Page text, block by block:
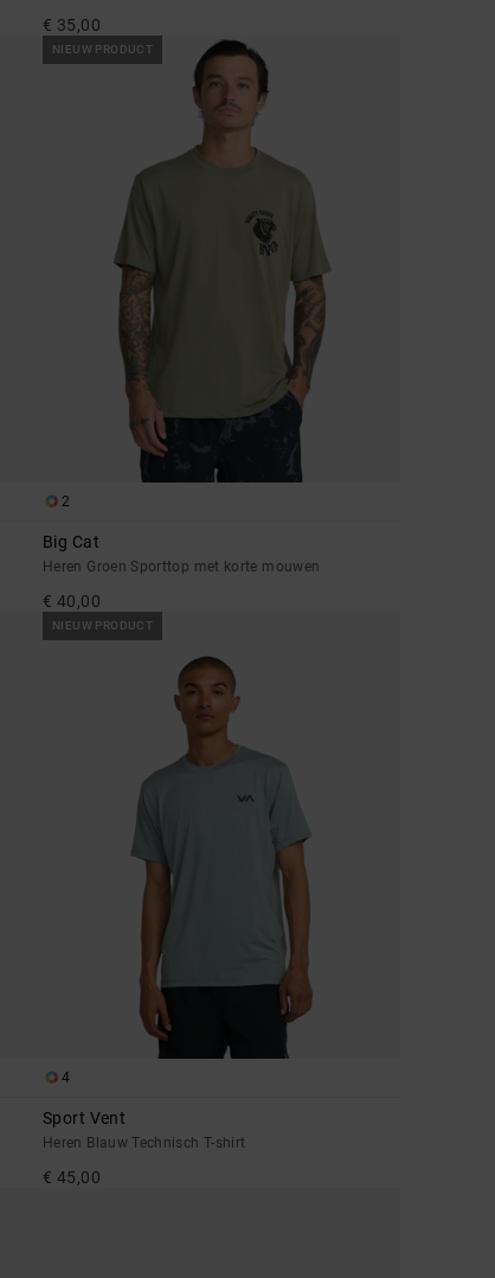
€ 35,00
NIEUW PRODUCT
2
Big Cat
Heren Groen Sporttop met korte mouwen
€ 40,00
NIEUW PRODUCT
4
Sport Vent
Heren Blauw Technisch T-shirt
€ 45,00